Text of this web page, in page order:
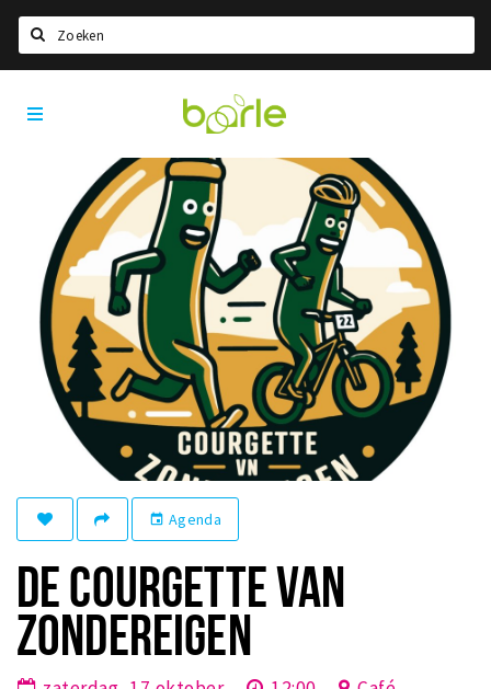
Home
Informatie
Over Baarle
Geschiedenis
Visit Baarle Shop
Enclavebon
Nieuws
Agenda
Eten
Slapen
Recreatief
Winkels
Visit
Baarle
event Agenda
DE COURGETTE VAN
ZONDEREIGEN